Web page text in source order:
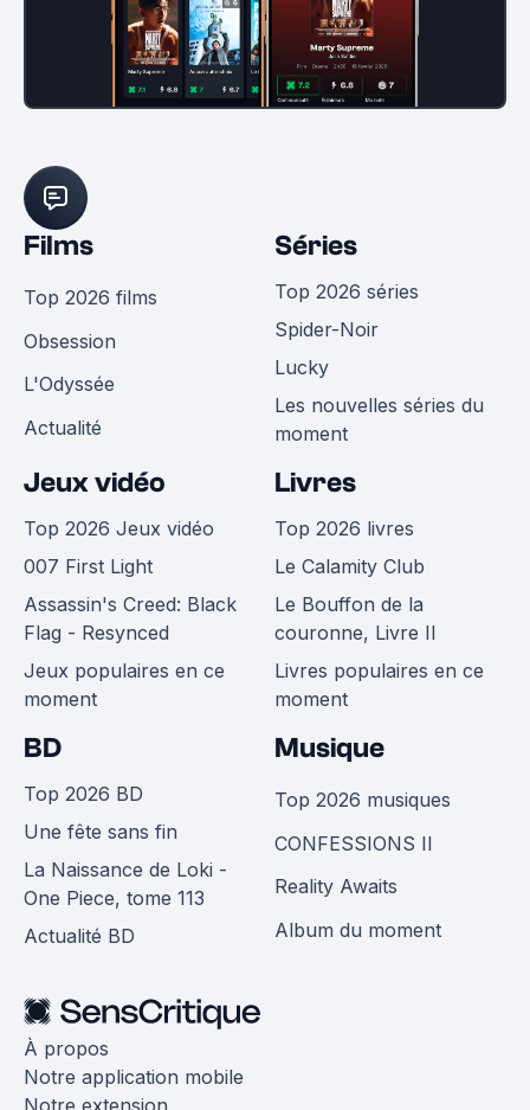
Films
Top 2026 films
Obsession
L'Odyssée
Actualité
Séries
Top 2026 séries
Spider-Noir
Lucky
Les nouvelles séries du
moment
Jeux vidéo
Top 2026 Jeux vidéo
007 First Light
Assassin's Creed: Black
Flag - Resynced
Jeux populaires en ce
moment
Livres
Top 2026 livres
Le Calamity Club
Le Bouffon de la
couronne, Livre II
Livres populaires en ce
moment
BD
Top 2026 BD
Une fête sans fin
La Naissance de Loki -
One Piece, tome 113
Actualité BD
Musique
Top 2026 musiques
CONFESSIONS II
Reality Awaits
Album du moment
À propos
Notre application mobile
Notre extension